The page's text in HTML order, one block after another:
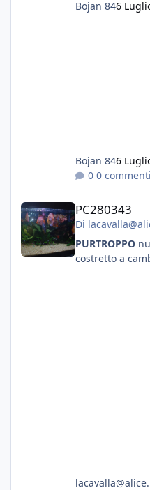
perche oltre ad
Bojan 846
Bojan 846
0 commenti
PC280343
PC280343
Di
PURTROPPO
costretto a